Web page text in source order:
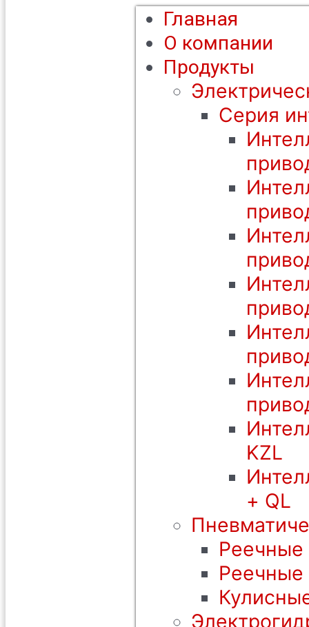
Главная
О компании
Продукты
Серия
KZL
+ QL
Реечные
Реечные